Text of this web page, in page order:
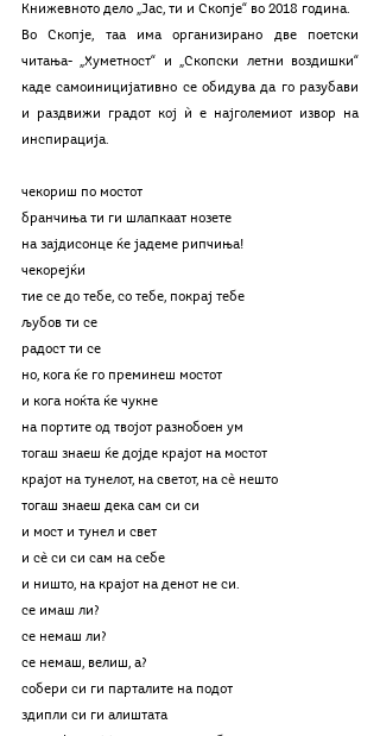
Книжевното дело „Јас, ти и Скопје“ во 2018 година.
Во Скопје, таа има организирано две поетски
читања- „Хуметност“ и „Скопски летни воздишки“
каде самоиницијативно се обидува да го разубави
и раздвижи градот кој ѝ е најголемиот извор на
инспирација.
чекориш по мостот
бранчиња ти ги шлапкаат нозете
на зајдисонце ќе јадеме рипчиња!
чекорејќи
тие се до тебе, со тебе, покрај тебе
љубов ти се
радост ти се
но, кога ќе го преминеш мостот
и кога ноќта ќе чукне
на портите од твојот разнобоен ум
тогаш знаеш ќе дојде крајот на мостот
крајот на тунелот, на светот, на сѐ нешто
тогаш знаеш дека сам си си
и мост и тунел и свет
и сѐ си си сам на себе
и ништо, на крајот на денот не си.
се имаш ли?
се немаш ли?
се немаш, велиш, а?
собери си ги парталите на подот
здипли си ги алиштата